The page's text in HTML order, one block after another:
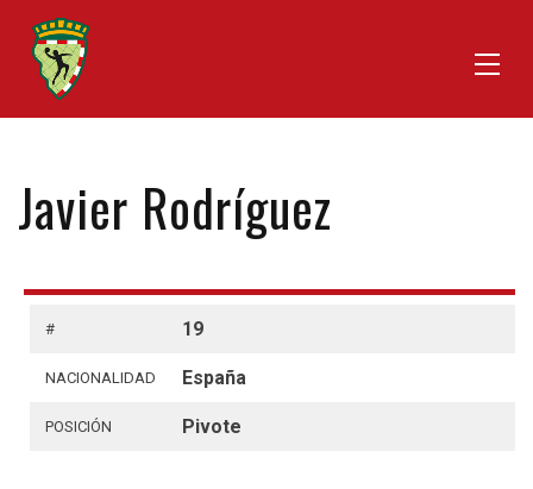
Javier Rodríguez
# 19
NACIONALIDAD España
POSICIÓN Pivote